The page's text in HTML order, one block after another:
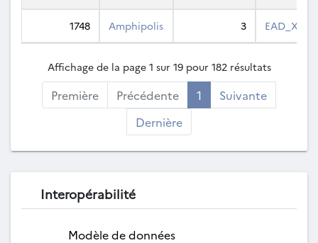
1748 Amphipolis 3 EAD_XML
Affichage de la page 1 sur 19 pour 182 résultats
Première Précédente 1
Suivante
Dernière
Interopérabilité
Modèle de données